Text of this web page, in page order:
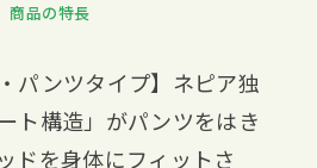
商品の特長
パンツタイプ】ネピア独
ト構造」がパンツをはき
ドを身体にフィットさ